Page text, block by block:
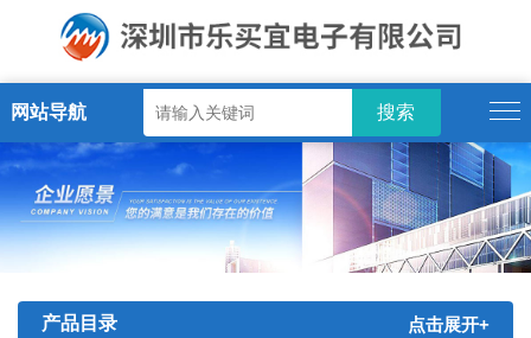
网站导航
产品目录 点击展开+